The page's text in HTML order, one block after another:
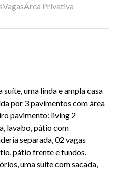
VagasÁrea Privativa
uma linda e ampla casa
por 3 pavimentos com área
pavimento: living 2
lavabo, pátio com
separada, 02 vagas
pátio frente e fundos.
uma suíte com sacada,